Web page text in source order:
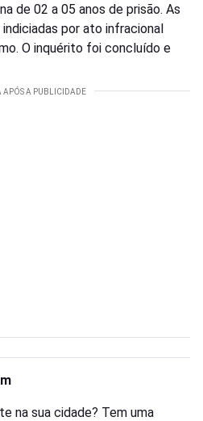
de 02 a 05 anos de prisão. As
por ato infracional
O inquérito foi concluído e
na sua cidade? Tem uma